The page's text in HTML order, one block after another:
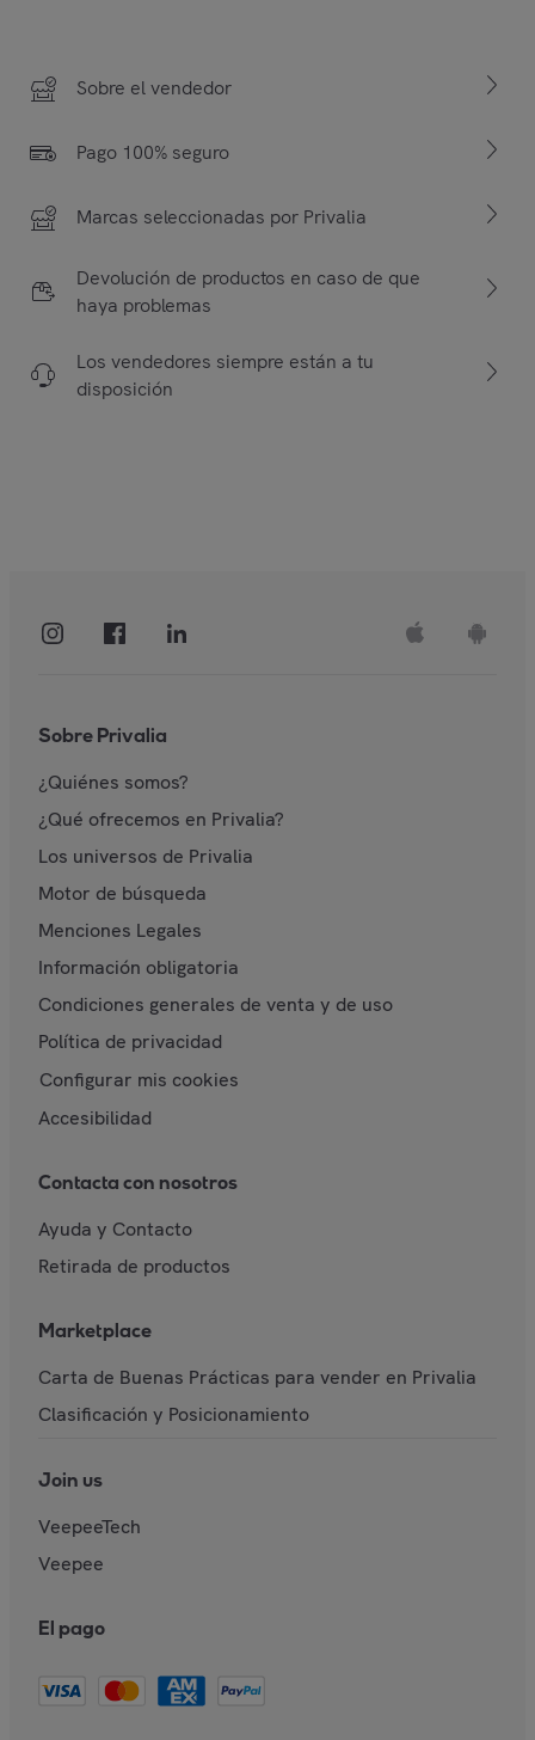
Sobre el vendedor
Pago 100% seguro
Marcas seleccionadas por Privalia
Devolución de productos en caso de que
haya problemas
Los vendedores siempre están a tu
disposición
Sobre Privalia
¿Quiénes somos?
¿Qué ofrecemos en Privalia?
Los universos de Privalia
Motor de búsqueda
Menciones Legales
Información obligatoria
Condiciones generales de venta y de uso
Política de privacidad
Configurar mis cookies
Accesibilidad
Contacta con nosotros
Ayuda y Contacto
Retirada de productos
Marketplace
Carta de Buenas Prácticas para vender en Privalia
Clasificación y Posicionamiento
Join us
VeepeeTech
Veepee
El pago